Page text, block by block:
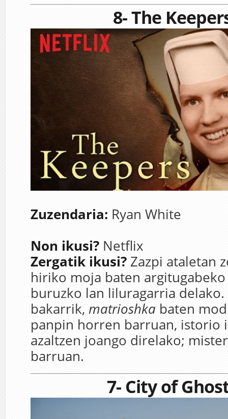
8- The
Zuzendaria: Ryan White
Non ikusi? Netflix
Zergatik ikusi? Zazpi ataletan
hiriko moja baten
buruzko lan liluragarria
bakarrik, matrioshka baten
panpin horren barruan, istorio
azaltzen joango direlako;
barruan.
7- City of